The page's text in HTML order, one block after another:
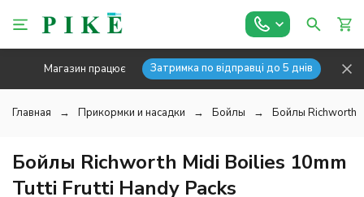
Магазин працює Затримка по відправці до 5 днів
Главная Прикормки и насадки Бойлы Бойлы Richworth
Бойлы Richworth Midi Boilies 10mm
Tutti Frutti Handy Packs